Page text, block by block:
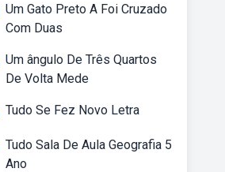
Um Gato Preto A Foi Cruzado
Com Duas
Um ângulo De Três Quartos
De Volta Mede
Tudo Se Fez Novo Letra
Tudo Sala De Aula Geografia 5
Ano